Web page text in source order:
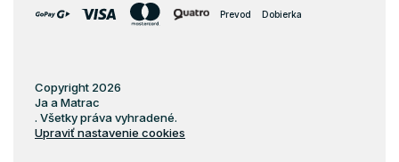
Prevod Dobierka
Copyright 2026
Ja a Matrac
. Všetky práva vyhradené.
Upraviť nastavenie cookies